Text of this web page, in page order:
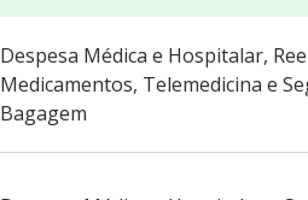
Despesa Médica e Hospitalar,
Medicamentos, Telemedicina e
Bagagem